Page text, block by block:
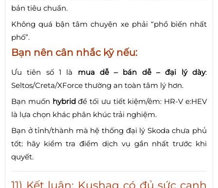
bản tiêu chuẩn.
Không quá bận tâm chuyện xe phải “phổ biến nhất
phố”.
Bạn nên cân nhắc kỹ nếu:
Ưu tiên số 1 là mua dễ – bán dễ – đại lý dày:
Seltos/Creta/XForce thường an toàn tâm lý hơn.
Bạn muốn hybridđể tối ưu tiết kiệm/êm: HR-V e:HEV
là lựa chọn khác phân khúc trải nghiệm.
Bạn ở tỉnh/thành mà hệ thống đại lý Skoda chưa phủ
tốt: hãy kiểm tra điểm dịch vụ gần nhất trước khi
quyết.
11) Kết luận: Kushaq có đủ sức cạnh